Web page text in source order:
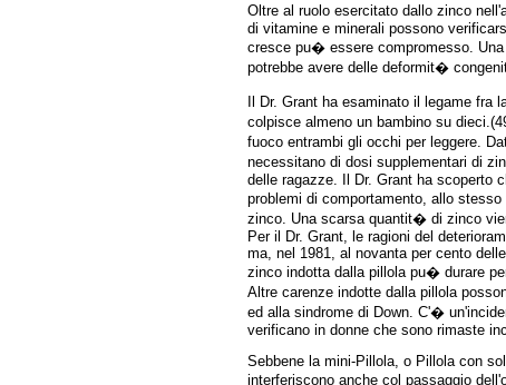
Oltre al ruolo esercitato dallo zinco
di vitamine e minerali possono
cresce pu� essere compromesso.
potrebbe avere delle deformit�
Il Dr. Grant ha esaminato il legame
colpisce almeno un bambino su
fuoco entrambi gli occhi per leggere.
necessitano di dosi supplementari di
delle ragazze. Il Dr. Grant ha scoperto
problemi di comportamento, allo
zinco. Una scarsa quantit� di zinco
Per il Dr. Grant, le ragioni del
ma, nel 1981, al novanta per cento
zinco indotta dalla pillola pu� durare
Altre carenze indotte dalla pillola
ed alla sindrome di Down. C'�
verificano in donne che sono rimaste
Sebbene la mini-Pillola, o Pillola con
interferiscono anche col passaggio